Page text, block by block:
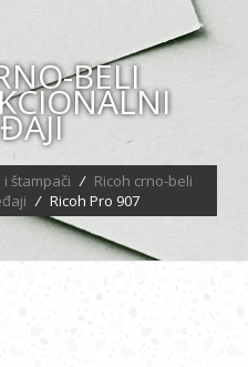
BELI
štampači / Ricoh crno-beli
/ Ricoh Pro 907